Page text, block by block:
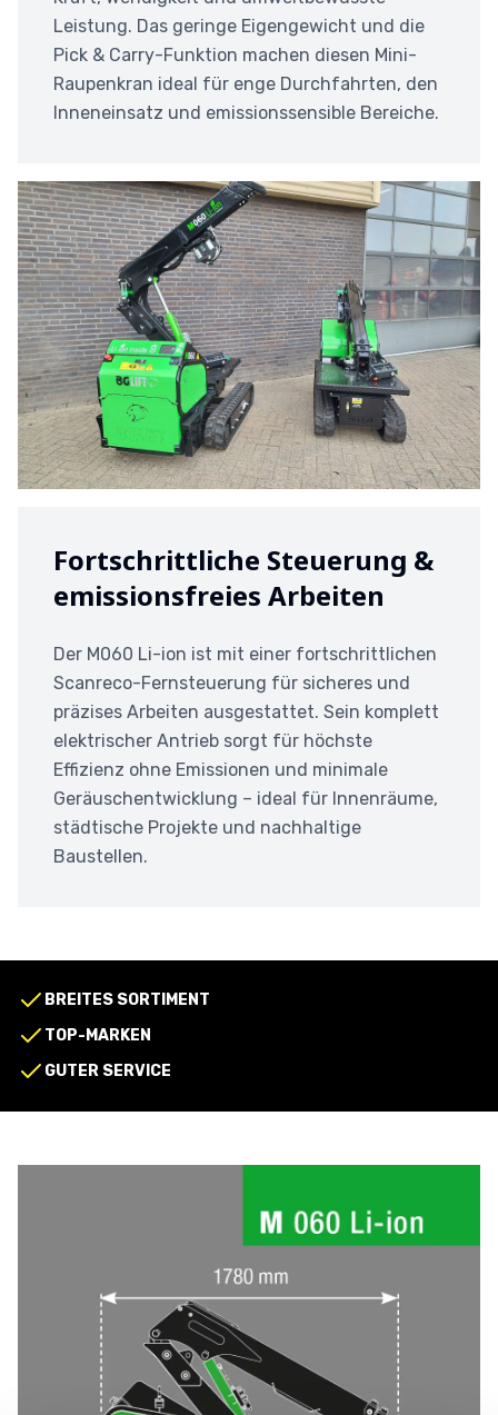
Leistung. Das geringe Eigengewicht und die
Pick & Carry-Funktion machen diesen Mini-
Raupenkran ideal für enge Durchfahrten, den
Inneneinsatz und emissionssensible Bereiche.
Fortschrittliche Steuerung &
emissionsfreies Arbeiten
Der M060 Li-ion ist mit einer fortschrittlichen
Scanreco-Fernsteuerung für sicheres und
präzises Arbeiten ausgestattet. Sein komplett
elektrischer Antrieb sorgt für höchste
Effizienz ohne Emissionen und minimale
Geräuschentwicklung – ideal für Innenräume,
städtische Projekte und nachhaltige
Baustellen.
BREITES SORTIMENT
TOP-MARKEN
GUTER SERVICE